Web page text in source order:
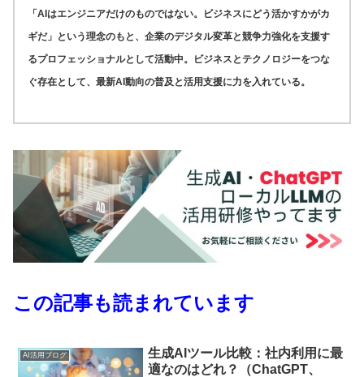
「AIはエンジニアだけのものではない。ビジネスにどう活かすかがカ
ギだ」という理念のもと、企業のデジタル変革と競争力強化を支援す
るプロフェッショナルとして活動中。ビジネスとテクノロジーをつな
ぐ存在として、最新AI動向の普及と活用支援に力を入れている。
この記事も読まれています
AI活用ブログ
生成AIツール比較：社内利用に最
適なのはどれ？（ChatGPT、